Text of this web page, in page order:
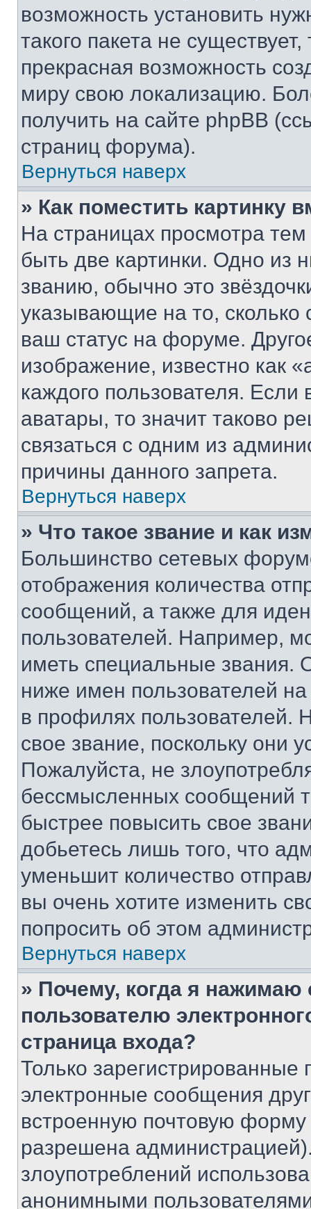
возможность установить
такого пакета не
прекрасная возможность
миру свою локализацию.
получить на сайте phpBB
страниц форума).
Вернуться наверх
» Как поместить картинку
На страницах просмотра
быть две картинки. Одно из
званию, обычно это
указывающие на то,
ваш статус на форуме.
изображение, известно как
каждого пользователя.
аватары, то значит таково
связаться с одним из
причины данного запрета.
Вернуться наверх
» Что такое звание и как
Большинство сетевых
отображения количества
сообщений, а также для
пользователей. Например,
иметь специальные звания.
ниже имен пользователей
в профилях
свое звание, поскольку они
Пожалуйста, не
бессмысленных сообщений
быстрее повысить свое
добьетесь лишь того, что
уменьшит количество
вы очень хотите изменить
попросить об этом
Вернуться наверх
» Почему, когда я нажимаю
пользователю
страница входа?
Только зарегистрированные
электронные сообщения
встроенную почтовую
разрешена
злоупотреблений
анонимными